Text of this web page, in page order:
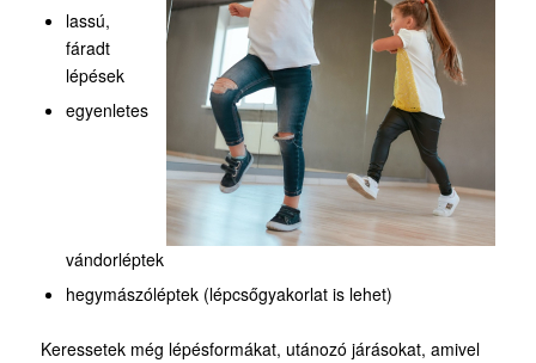
lassú,
fáradt
lépések
egyenletes
vándorléptek
hegymászóléptek (lépcsőgyakorlat is lehet)
Keressetek még lépésformákat, utánozó járásokat, amivel